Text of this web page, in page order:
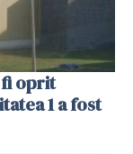
fi oprit
1 a fost